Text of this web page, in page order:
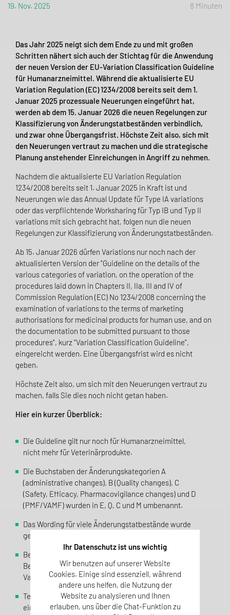
19. Nov. 2025 8 Minuten
Das Jahr 2025 neigt sich dem Ende zu und mit großen
Schritten nähert sich auch der Stichtag für die Anwendung
der neuen Version der EU-Variation Classification Guideline
für Humanarzneimittel. Während die aktualisierte EU
Variation Regulation (EC) 1234/2008 bereits seit dem 1.
Januar 2025 prozessuale Neuerungen eingeführt hat,
werden ab dem 15. Januar 2026 die neuen Regelungen zur
Klassifizierung von Änderungstatbeständen verbindlich,
und zwar ohne Übergangsfrist. Höchste Zeit also, sich mit
den Neuerungen vertraut zu machen und die strategische
Planung anstehender Einreichungen in Angriff zu nehmen.
Nachdem die aktualisierte EU Variation Regulation
1234/2008 bereits seit 1. Januar 2025 in Kraft ist und
Neuerungen wie das Annual Update für Type IA variations
oder das verpflichtende Worksharing für Typ IB und Typ II
variations mit sich gebracht hat, folgen nun die neuen
Regelungen zur Klassifizierung von Änderungstatbeständen.
Ab 15. Januar 2026 dürfen Variations nur noch nach der
aktualisierten Version der "Guideline on the details of the
various categories of variation, on the operation of the
procedures laid down in Chapters II, IIa, III and IV of
Commission Regulation (EC) No 1234/2008 concerning the
examination of variations to the terms of marketing
authorisations for medicinal products for human use, and on
the documentation to be submitted pursuant to those
procedures", kurz "Variation Classification Guideline",
eingereicht werden. Eine Übergangsfrist wird es nicht
geben.
Höchste Zeit also, um sich mit den Neuerungen vertraut zu
machen, falls Sie dies noch nicht getan haben.
Hier ein kurzer Überblick:
Die Guideline gilt nur noch für Humanarzneimittel,
nicht mehr für Veterinärprodukte.
Die Buchstaben der Änderungskategorien A
(administrative changes), B (Quality changes), C
(Safety, Efficacy, Pharmacovigilance changes) und D
(PMF/VAMF) wurden in E, Q, C und M umbenannt.
Das Wording für viele Änderungstatbestände wurde
geändert.
Bei einigen Änderungstatbeständen wurden die
Bedingungen für eine Klassifizierung als Typ IA
Variation geändert.
Teilweise wurden die Anforderungen an die
einzureichende Dokumentation angepasst.
Ihr Datenschutz ist uns wichtig
Wir benutzen auf unserer Website
Cookies. Einige sind essenziell, während
andere uns helfen, die Nutzung der
Website zu analysieren und Ihnen
erlauben, uns über die Chat-Funktion zu